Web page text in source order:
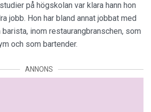
på högskolan var klara hann hon
jobb. Hon har bland annat jobbat med
inom restaurangbranschen, som
och som bartender.
ANNONS